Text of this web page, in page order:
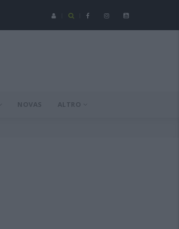
C - Coppa Italia: Spezia-Torres posticipata a domenica 16
NOVAS ALTRO